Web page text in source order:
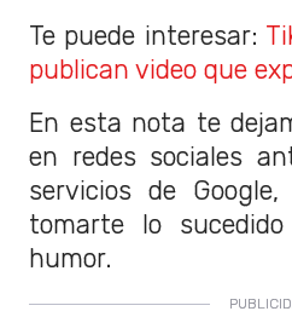
Te puede interesar:
publican video que
En esta nota te
en redes sociales
servicios de
tomarte lo
humor.